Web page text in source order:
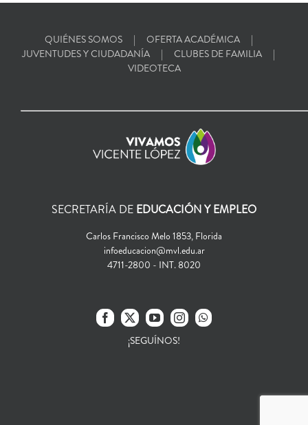
QUIÉNES SOMOS
OFERTA ACADÉMICA
JUVENTUDES Y CIUDADANÍA
CLUBES DE FAMILIA
VIDEOTECA
SECRETARÍA DE EDUCACIÓN Y EMPLEO
Carlos Francisco Melo 1853, Florida
infoeducacion@mvl.edu.ar
4711-2800 - INT. 8020
¡SEGUÍNOS!